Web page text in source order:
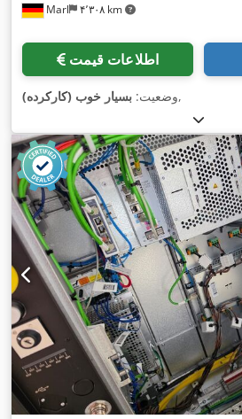
Marl ۴٬۳۰۸ km
اطلاعات قیمت
وضعیت: بسیار خوب (کارکرده) ,